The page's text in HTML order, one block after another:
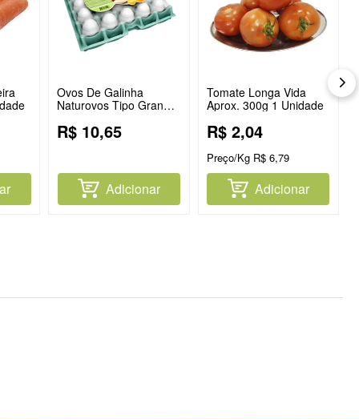
Ovos De Galinha
Naturovos Tipo Grande
Unidades
R$ 10,65
Adicionar
Tomate Longa Vida
Aprox. 300g 1 Unidade
R$ 2,04
Preço/Kg R$ 6,79
Adicionar